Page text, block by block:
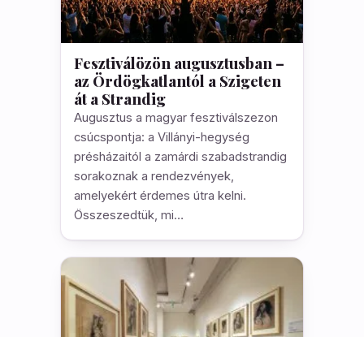
Fesztiválözön augusztusban –
az Ördögkatlantól a Szigeten
át a Strandig
Augusztus a magyar fesztiválszezon
csúcspontja: a Villányi-hegység
présházaitól a zamárdi szabadstrandig
sorakoznak a rendezvények,
amelyekért érdemes útra kelni.
Összeszedtük, mi…